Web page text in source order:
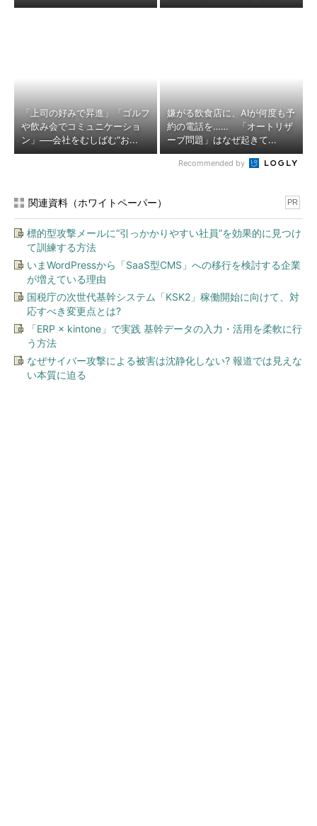
「上司の好みで昇進」「ゴルフ
や飲み会でコミュニケーショ
ン」──会社をむしばむ“お...
嫌がる飲食店に、AIが何度も予
約の電話を…… 「オートリザ
ーブ問題」はなぜ起きて...
Recommended by
関連資料（ホワイトペーパー） PR
標的型攻撃メールに“引っかかりやすい社員”を効果的に見つけ
て訓練する方法
いまWordPressから「SaaS型CMS」への移行を検討する企業
が増えている理由
国税庁の次世代基幹システム「KSK2」稼働開始に向けて、対
応すべき変更点とは?
「ERP × kintone」で実践 基幹データの入力・活用を柔軟に行
う方法
なぜサイバー攻撃による被害は沈静化しない? 報道では見えな
い本質に迫る